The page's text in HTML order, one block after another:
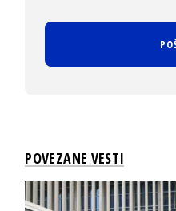
POVEZANE VESTI